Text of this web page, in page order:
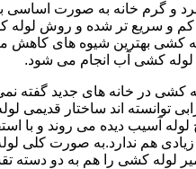
و گرم خانه به صورت اساسی
و سریع تر شده و روش لوله
کشی بهترین شیوه های کاهش
لوله کشی آب انجام می شود.
کشی در خانه های جدید
توانسته اند ساختار
لوله آسیب دیده می روند و با
زیادی هم ندارد.به صورت
لوله کشی را هم به دو